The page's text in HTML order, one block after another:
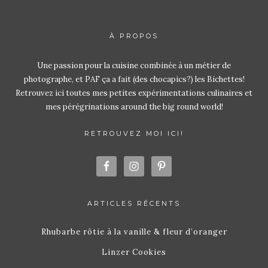
À PROPOS
Une passion pour la cuisine combinée à un métier de
photographe, et PAF ça a fait (des chocapics?) les Bichettes!
Retrouvez ici toutes mes petites expérimentations culinaires et
mes pérégrinations around the big round world!
RETROUVEZ MOI ICI!
ARTICLES RÉCENTS
Rhubarbe rôtie à la vanille & fleur d’oranger
Linzer Cookies